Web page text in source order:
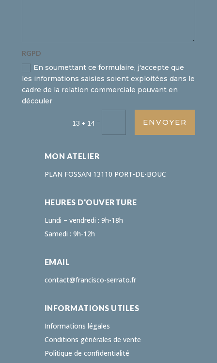
RGPD
En soumettant ce formulaire, j'accepte que
les informations saisies soient exploitées dans le
cadre de la relation commerciale pouvant en
découler
13 + 14 = ENVOYER
MON ATELIER
PLAN FOSSAN 13110 PORT-DE-BOUC
HEURES D'OUVERTURE
Lundi – vendredi : 9h-18h
Samedi : 9h-12h
EMAIL
contact@francisco-serrato.fr
INFORMATIONS UTILES
Informations légales
Conditions générales de vente
Politique de confidentialité